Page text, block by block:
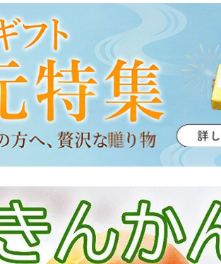
ゼリー・アイス
柑橘皮むき器
イベント・限定商品
夏ギフト・お中元
お歳暮
生姜
鰹のたたき
お酒
高知県産
坂本龍馬グッズ